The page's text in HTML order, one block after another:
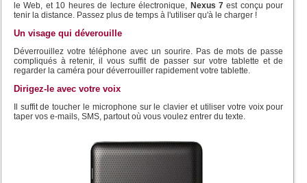
le Web, et 10 heures de lecture électronique, Nexus 7 est conçu pour
tenir la distance. Passez plus de temps à l'utiliser qu'à le charger !
Un visage qui déverouille
Déverrouillez votre téléphone avec un sourire. Pas de mots de passe
compliqués à retenir, il vous suffit de passer sur votre tablette et de
regarder la caméra pour déverrouiller rapidement votre tablette.
Dirigez-le avec votre voix
Il suffit de toucher le microphone sur le clavier et utiliser votre voix pour
taper vos e-mails, SMS, partout où vous voulez entrer du texte.